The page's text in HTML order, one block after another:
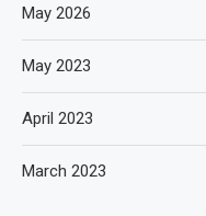
May 2026
May 2023
April 2023
March 2023